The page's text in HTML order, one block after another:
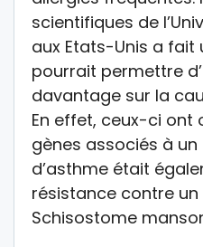
scientifiques de
aux Etats-Unis a fait
pourrait permettre
davantage sur la
En effet, ceux-ci ont
gènes associés à
d’asthme était
résistance contre
Schisostome